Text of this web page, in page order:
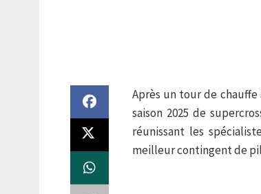
Après un tour de
saison 2025 de
réunissant les
meilleur contingent de